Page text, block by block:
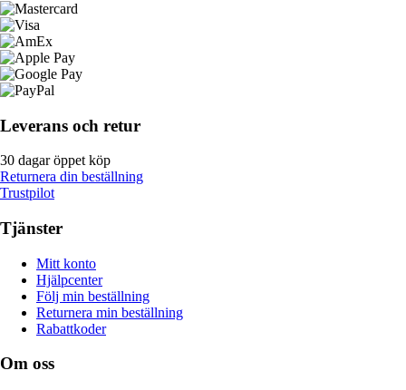
Leverans och retur
30 dagar öppet köp
Returnera din beställning
Trustpilot
Tjänster
Mitt konto
Hjälpcenter
Följ min beställning
Returnera min beställning
Rabattkoder
Om oss